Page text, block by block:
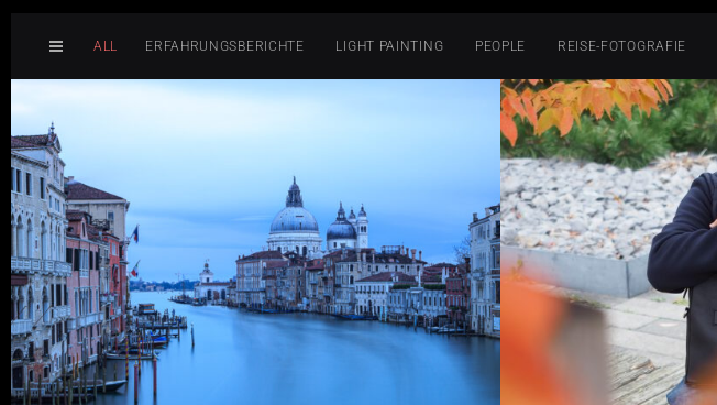
ALL ERFAHRUNGSBERICHTE LIGHT PAINTING PEOPLE REISE-FOTOGRAFIE